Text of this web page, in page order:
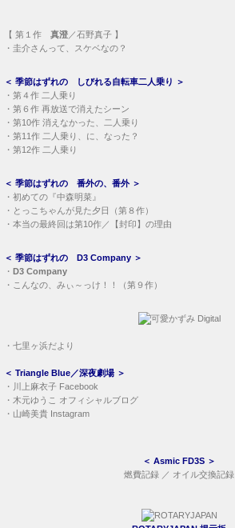
【 第１作 真澄／石野真子 】
・ 圭介さんって、スケベなの？
＜ 季節はずれの しびれる自転車二人乗り ＞
・ 第４作 二人乗り
・ 第６作 再放送で消えたシーン
・ 第10作 消えなかった、二人乗り
・ 第11作 二人乗り、に、なった？
・ 第12作 二人乗り
＜ 季節はずれの 番外の、番外＞
・ 初めての『中森明菜』
・ とっこちゃんが見た夕日（第８作）
・ 本当の最終回は第10作／【封印】の理由
＜ 季節はずれの D3 Company ＞
・ D3 Company
・ こんなの、みぃ～っけ！！（第９作）
・ 七里ヶ浜だより
＜ Triangle Blue／深夜劇場 ＞
・ 川上麻衣子 Facebook
・ 木元ゆうこ オフィシャルブログ
・ 山崎美貴 Instagram
＜ Asmic FD3S ＞
燃費記録 ／ オイル交換記録